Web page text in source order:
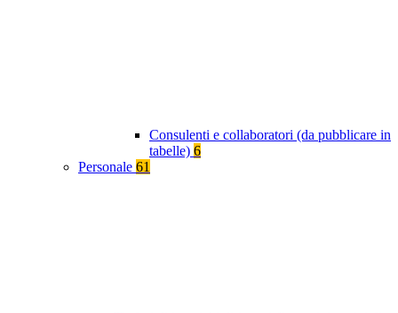
Consulenti e collaboratori (da pubblicare in
tabelle) 6
Personale 61